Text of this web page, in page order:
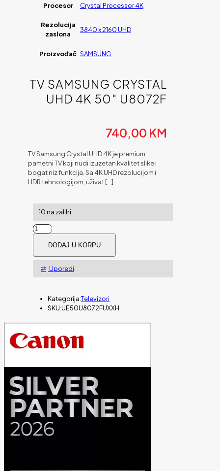
Procesor Crystal Processor 4K
Rezolucija
zaslona
3840 x 2160 UHD
Proizvođač SAMSUNG
TV SAMSUNG CRYSTAL
UHD 4K 50″ U8072F
740,00 KM
TV Samsung Crystal UHD 4K je premium
pametni TV koji nudi izuzetan kvalitet slike i
bogat niz funkcija. Sa 4K UHD rezolucijom i
HDR tehnologijom, uživat[…]
10 na zalihi
TV
SAMSUNG
Crystal
UHD
DODAJ U KORPU
Uporedi
Kategorija:Televizori
SKU:UE50U8072FUXXH